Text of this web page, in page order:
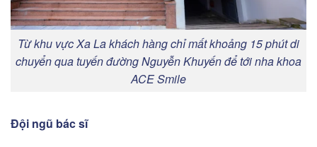
Từ khu vực Xa La khách hàng chỉ mất khoảng 15 phút di
chuyển qua tuyến đường Nguyễn Khuyến để tới nha khoa
ACE Smile
Đội ngũ bác sĩ